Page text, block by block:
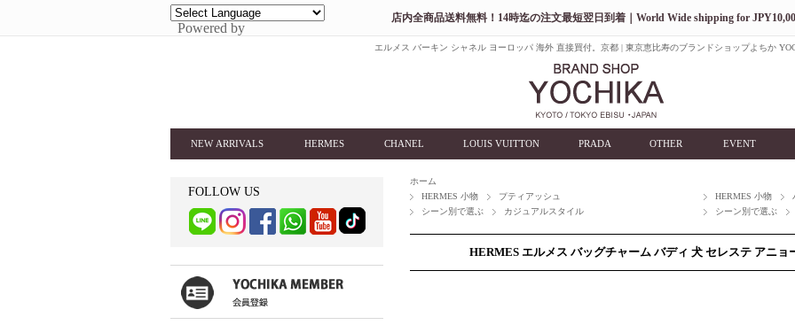
Powered by
店内全商品送料無料！14時迄の注文最短翌日到着｜World Wide shipping for
エルメス バーキン シャネル ヨーロッパ 海外 直接買付。京都 | 東京恵比寿のブランドショップよちか
NEW ARRIVALS HERMES CHANEL LOUIS VUITTON PRADA OTHER EVENT
ホーム
HERMES 小物
プティアッシュ HERMES 小物
シーン別で選ぶ
カジュアルスタイル シーン別で選ぶ
HERMES エルメス バッグチャーム バディ 犬 セレステ アニ
FOLLOW US